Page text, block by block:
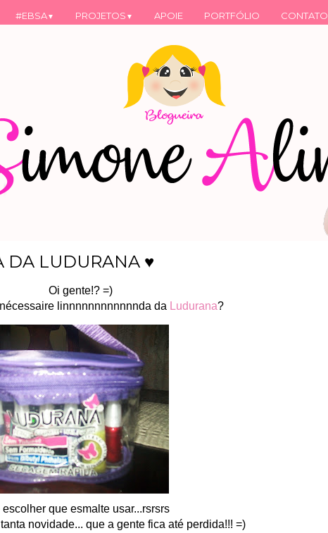
#EBSA▼ PROJETOS ▼ APOIE PORTFÓLIO CONTATO
DA LUDURANA ♥
Oi gente!? =)
linnnnnnnnnnnnda da Ludurana?
que esmalte usar...rsrsrs
novidade... que a gente fica até perdida!!! =)